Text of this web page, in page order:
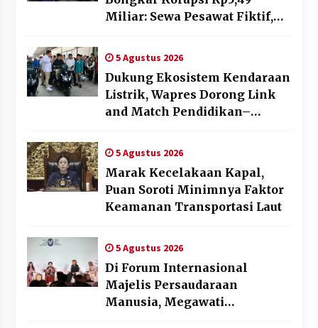
Miliar: Sewa Pesawat Fiktif,
Ditahan
5 Agustus 2026
Dukung Ekosistem Kendaraan
Listrik, Wapres Dorong Link
and Match Pendidikan–
5 Agustus 2026
Marak Kecelakaan Kapal,
Puan Soroti Minimnya Faktor
Keamanan Transportasi Laut
5 Agustus 2026
Di Forum Internasional
Majelis Persaudaraan
Manusia, Megawati